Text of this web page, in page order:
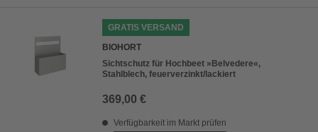
GRATIS VERSAND
BIOHORT
Sichtschutz für Hochbeet »Belvedere«,
Stahlblech, feuerverzinkt/lackiert
369,00 €
Verfügbarkeit im Markt prüfen